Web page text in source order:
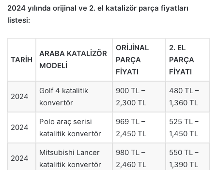
2024 yılında orijinal ve 2. el katalizör parça fiyatları
listesi:
TARİH
ARABA KATALİZÖR
MODELİ
ORİJİNAL
PARÇA
FİYATI
2. EL
PARÇA
FİYATI
2024
Golf 4 katalitik
konvertör
900 TL –
2,300 TL
480 TL –
1,360 TL
2024
Polo araç serisi
katalitik konvertör
969 TL –
2,450 TL
525 TL –
1,450 TL
2024
Mitsubishi Lancer
katalitik konvertör
980 TL –
2,460 TL
550 TL –
1,390 TL